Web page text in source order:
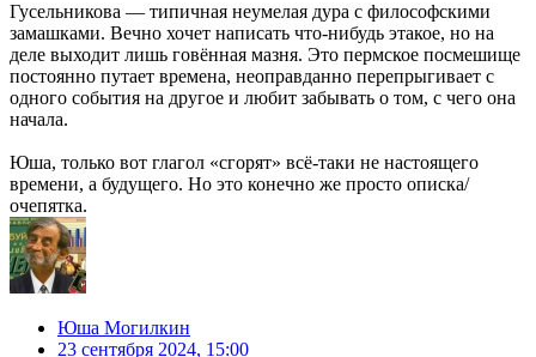
Гусельникова — типичная неумелая дура с философскими
замашками. Вечно хочет написать что-нибудь этакое, но на
деле выходит лишь говённая мазня. Это пермское посмешище
постоянно путает времена, неоправданно перепрыгивает с
одного события на другое и любит забывать о том, с чего она
начала.
Юша, только вот глагол «сгорят» всё-таки не настоящего
времени, а будущего. Но это конечно же просто описка/
очепятка.
Юша Могилкин
23 сентября 2024, 15:00